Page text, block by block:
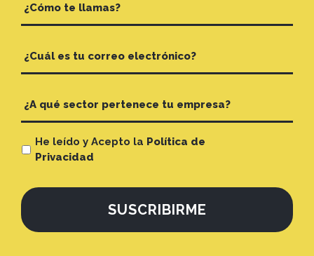
He leído y Acepto la Política de
Privacidad